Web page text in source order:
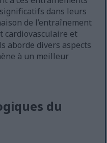
dans leurs
de l’entraînement
cardiovasculaire et
aborde divers aspects
à un meilleur
du